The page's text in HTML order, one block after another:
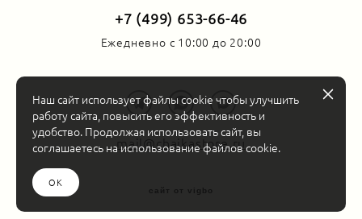
+7 (499) 653-66-46
Ежедневно с 10:00 до 20:00
mail@chaikastore.ru
Наш сайт использует файлы cookie чтобы улучшить
работу сайта, повысить его эффективность и
удобство. Продолжая использовать сайт, вы
соглашаетесь на использование файлов cookie.
ОК